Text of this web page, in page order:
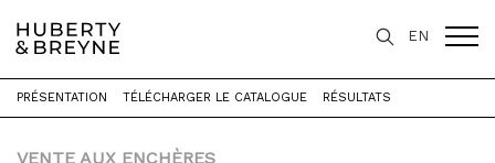
EN
Accueil > Expertise > Vente aux enchères >
VENTE AUX ENCHÈRES
PRÉSENTATION TÉLÉCHARGER LE CATALOGUE RÉSULTATS